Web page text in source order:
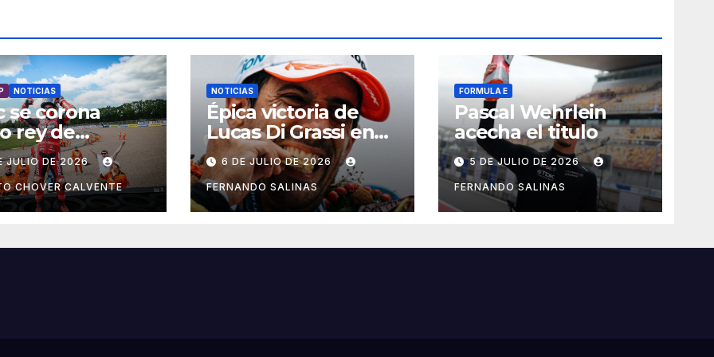
NOTICIAS
se corona
rey de
JULIO DE 2026
CHOVER CALVENTE
NOTICIAS
Épica victoria de
Lucas Di Grassi en
Shanghai
6 DE JULIO DE 2026
FERNANDO SALINAS
FORMULA E
Pascal Wehrlein
acecha el titulo
5 DE JULIO DE 2026
FERNANDO SALINAS